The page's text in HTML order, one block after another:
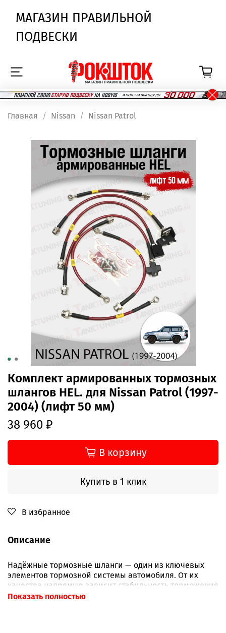
МАГАЗИН ПРАВИЛЬНОЙ
ПОДВЕСКИ
Главная Nissan Nissan Patrol
Комплект армированных тормозных
шлангов HEL. для Nissan Patrol (1997-
2004) (лифт 50 мм)
38 960 ₽
В корзину
Купить в 1 клик
В избранное
Описание
Надёжные тормозные шланги — один из ключевых
элементов тормозной системы автомобиля. От их
качества напрямую зависит стабильность торможения
и ваша безопасность на дороге.
Показать полностью